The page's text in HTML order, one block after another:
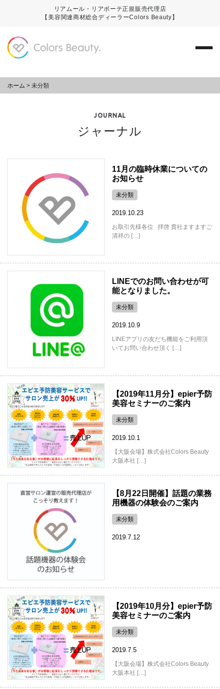
リアムール・リアボーテ正規販売代理店
【美容関連商材総合ディーラーColors Beauty】
ホーム > 未分類
JOURNAL
ジャーナル
11月の臨時休業についての
お知らせ
未分類
2019.10.23
お取引先様各位 拝啓 貴社ますますご
清祥の […]
LINEでのお問い合わせが可
能となりました。
未分類
2019.10.9
LINEアプリの友だち機能をご利用頂
いてお問い合わせ頂く […]
【2019年11月分】epier予防
美容セミナーのご案内
未分類
2019.10.1
【大阪会場】株式会社Colors Beauty
大阪本社 […]
【8月22日開催】話題の業務
用機器の体験会のご案内
未分類
2019.7.12
【2019年10月分】epier予防
美容セミナーのご案内
未分類
2019.7.5
【大阪会場】株式会社Colors Beauty
大阪本社 […]